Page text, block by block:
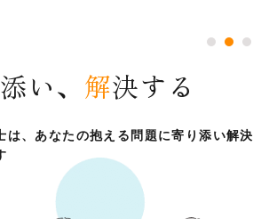
い、 解決する
は、あなたの抱える問題に寄り添い解決